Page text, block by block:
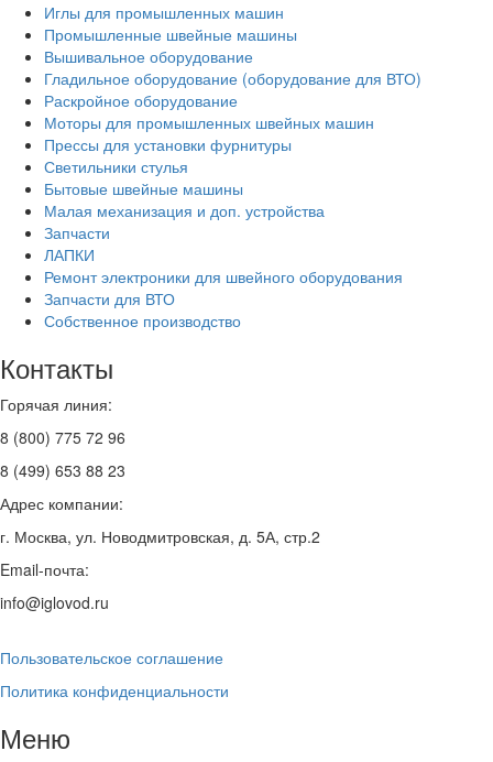
Иглы для промышленных машин
Промышленные швейные машины
Вышивальное оборудование
Гладильное оборудование (оборудование для ВТО)
Раскройное оборудование
Моторы для промышленных швейных машин
Прессы для установки фурнитуры
Светильники стулья
Бытовые швейные машины
Малая механизация и доп. устройства
Запчасти
ЛАПКИ
Ремонт электроники для швейного оборудования
Запчасти для ВТО
Собственное производство
Контакты
Горячая линия:
8 (800) 775 72 96
8 (499) 653 88 23
Адрес компании:
г. Москва, ул. Новодмитровская, д. 5А, стр.2
Email-почта:
info@iglovod.ru
Пользовательское соглашение
Политика конфиденциальности
Меню